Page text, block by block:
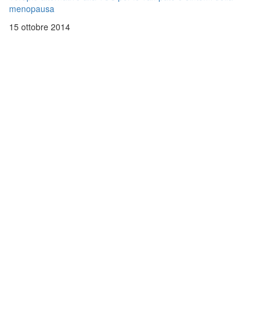
menopausa
15 ottobre 2014